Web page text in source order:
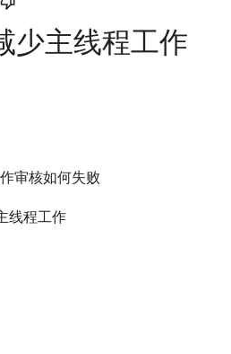
少主线程工作
审核如何失败
线程工作